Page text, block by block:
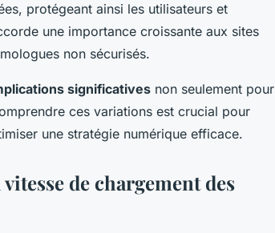
protégeant ainsi les utilisateurs et
une importance croissante aux sites
non sécurisés.
significatives non seulement pour
ces variations est crucial pour
une stratégie numérique efficace.
de chargement des